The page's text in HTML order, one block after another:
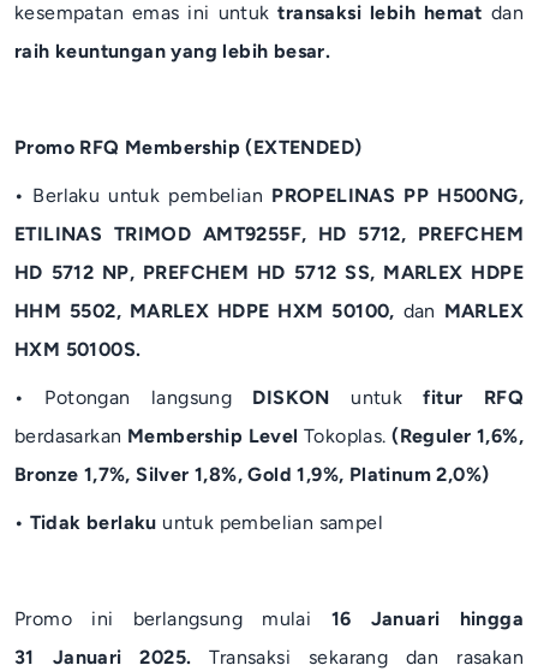
kesempatan emas ini untuktransaksi lebih hemat dan
raih keuntungan yang lebih besar.
Promo RFQ Membership (EXTENDED)
•⁠ ⁠ Berlaku untuk pembelian PROPELINAS PP H500NG,
ETILINAS TRIMOD AMT9255F, HD 5712, PREFCHEM
HD 5712 NP, PREFCHEM HD 5712 SS, MARLEX HDPE
HHM 5502, MARLEX HDPE HXM 50100, dan MARLEX
HXM 50100S.
•⁠ ⁠Potongan langsung DISKON untuk fitur RFQ
berdasarkan Membership LevelTokoplas.(Reguler 1,6%,
Bronze 1,7%, Silver 1,8%, Gold 1,9%, Platinum 2,0%)
•⁠ ⁠Tidak berlaku untuk pembelian sampel
Promo ini berlangsung mulai 16 Januari hingga
31 Januari 2025. Transaksi sekarang dan rasakan